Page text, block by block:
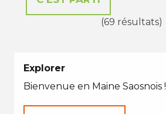
(69 résultats)
Explorer
Bienvenue en Maine Saosnois !